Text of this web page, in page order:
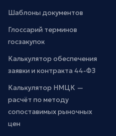
Шаблоны документов
Глоссарий терминов
госзакупок
Калькулятор обеспечения
заявки и контракта 44-ФЗ
Калькулятор НМЦК —
расчёт по методу
сопоставимых рыночных
цен